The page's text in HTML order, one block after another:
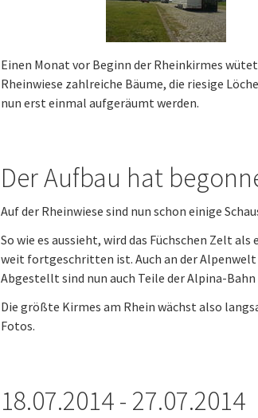
Einen Monat vor Beginn der Rheinkirmes
Rheinwiese zahlreiche Bäume, die riesige
nun erst einmal aufgeräumt werden.
Der Aufbau hat
Auf der Rheinwiese sind nun schon einige
So wie es aussieht, wird das Füchschen Zelt
weit fortgeschritten ist. Auch an der
Abgestellt sind nun auch Teile der Alpina-
Die größte Kirmes am Rhein wächst also
Fotos.
18.07.2014 - 27.07.2014